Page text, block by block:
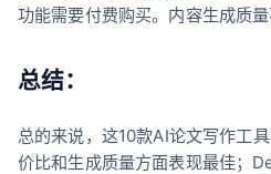
功能需要付费购买。内容生成质量
总结：
总的来说，这10款AI论文写作工
价比和生成质量方面表现最佳；